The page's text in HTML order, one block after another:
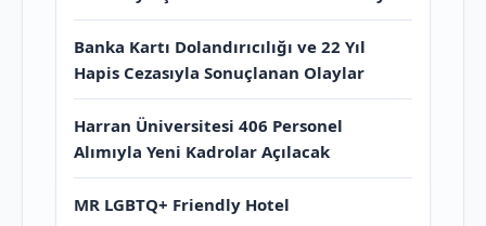
Banka Kartı Dolandırıcılığı ve 22 Yıl
Hapis Cezasıyla Sonuçlanan Olaylar
Harran Üniversitesi 406 Personel
Alımıyla Yeni Kadrolar Açılacak
MR LGBTQ+ Friendly Hotel